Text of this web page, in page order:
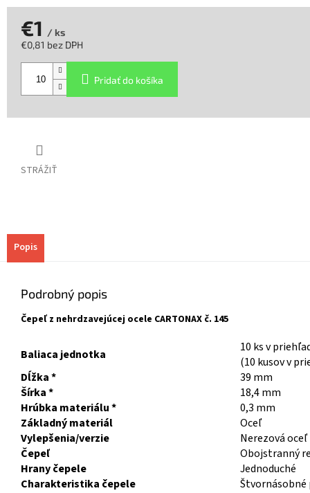
STRÁŽIŤ
€1 / ks
€0,81 bez DPH
Pridať do košíka
Popis
Podrobný popis
Čepeľ z nehrdzavejúcej ocele CARTONAX č. 145
Baliaca jednotka
10 ks v
(10 kusov v
Dĺžka *
39 mm
Šírka *
18,4 mm
Hrúbka materiálu *
0,3 mm
Základný materiál
Oceľ
Vylepšenia/verzie
Nerezová oceľ
Čepeľ
Obojstranný
Hrany čepele
Jednoduché
Charakteristika čepele